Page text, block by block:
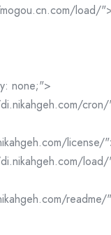
load/
none;">